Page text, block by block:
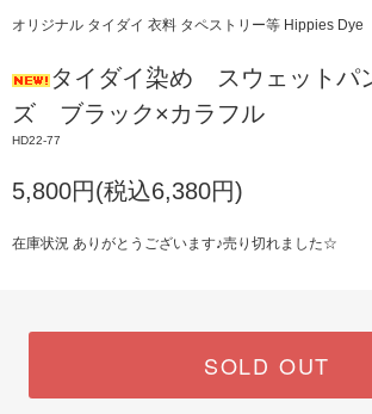
オリジナル タイダイ 衣料 タペストリー等 Hippies Dye
タイダイ染め スウェット
ズ ブラック×カラフル
HD22-77
5,800円(税込6,380円)
在庫状況 ありがとうございます♪売り切れました☆
SOLD OUT